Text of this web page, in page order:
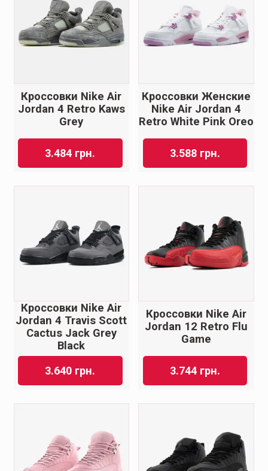
Кроссовки Nike Air
Jordan 4 Retro Kaws
Grey
3.484 грн.
Кроссовки Женские
Nike Air Jordan 4
Retro White Pink Oreo
3.588 грн.
Кроссовки Nike Air
Jordan 4 Travis Scott
Cactus Jack Grey
Black
3.640 грн.
Кроссовки Nike Air
Jordan 12 Retro Flu
Game
3.744 грн.